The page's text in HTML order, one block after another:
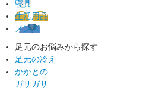
寝具
生活用品
メンズ
足元のお悩みから探す
足元の冷え
かかとの
ガサガサ